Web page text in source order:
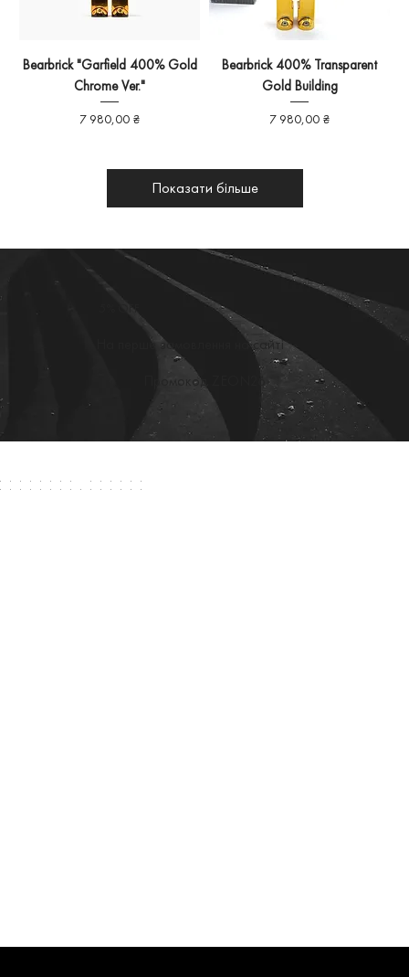
Bearbrick "Garfield 400% Gold
Chrome Ver."
Ціна
7 980,00 ₴
Bearbrick 400% Transparent
Gold Building
Ціна
7 980,00 ₴
Показати більше
Промокод ZEON26
На перше замовлення на сайті